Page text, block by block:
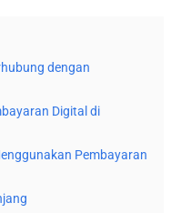
dengan
Digital di
Pembayaran